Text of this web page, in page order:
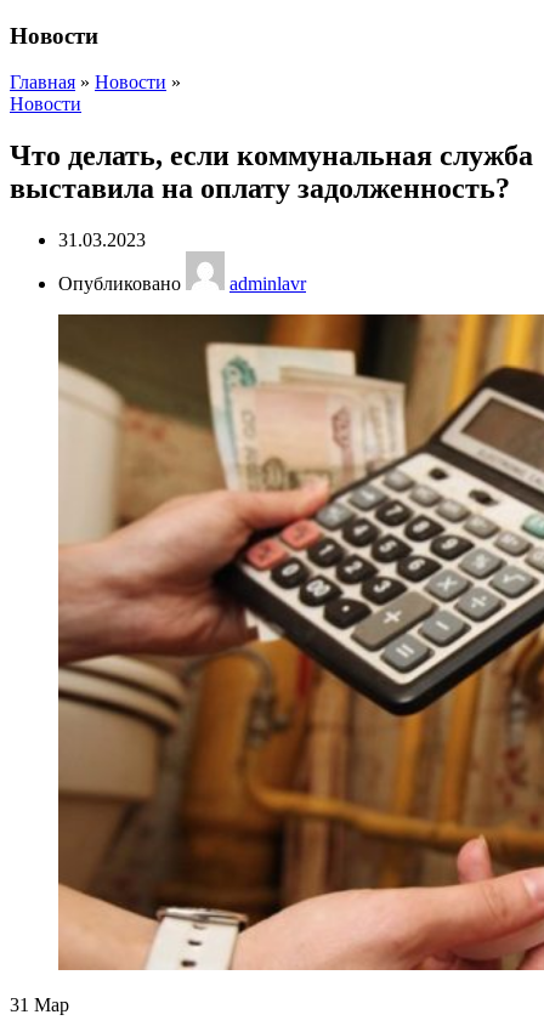
Новости
Главная » Новости »
Новости
Что делать, если коммунальная служба
выставила на оплату задолженность?
31.03.2023
Опубликовано adminlavr
31 Мар